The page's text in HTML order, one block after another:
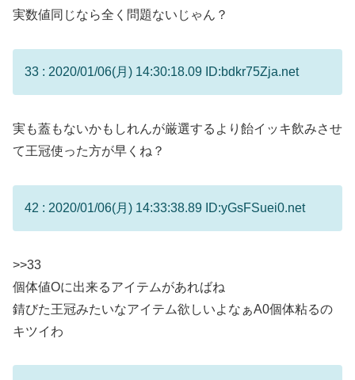
実数値同じなら全く問題ないじゃん？
33 : 2020/01/06(月) 14:30:18.09 ID:bdkr75Zja.net
実も蓋もないかもしれんが厳選するより飴イッキ飲みさせ
て王冠使った方が早くね？
42 : 2020/01/06(月) 14:33:38.89 ID:yGsFSuei0.net
>>33
個体値Oに出来るアイテムがあればね
錆びた王冠みたいなアイテム欲しいよなぁA0個体粘るの
キツイわ